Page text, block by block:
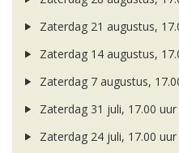
Zaterdag 21 augustus,
Zaterdag 14 augustus,
Zaterdag 7 augustus,
Zaterdag 31 juli, 17.00 uur
Zaterdag 24 juli, 17.00 uur